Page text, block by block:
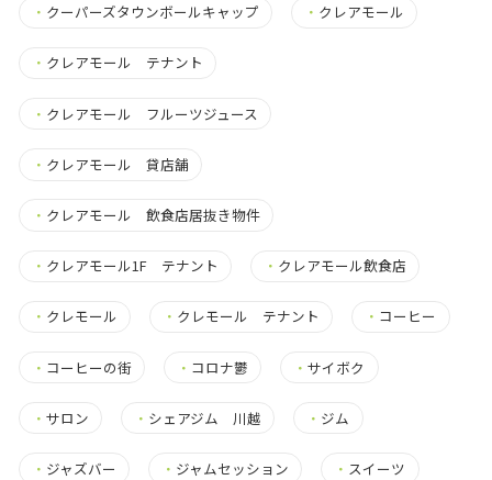
・ クーパーズタウンボールキャップ ・ クレアモール
・ クレアモール テナント
・ クレアモール フルーツジュース
・ クレアモール 貸店舗
・ クレアモール 飲食店居抜き物件
・ クレアモール1F テナント ・ クレアモール飲食店
・ クレモール ・ クレモール テナント ・ コーヒー
・ コーヒーの街 ・ コロナ鬱 ・サイボク
・ サロン ・ シェアジム 川越 ・ ジム
・ ジャズバー ・ ジャムセッション ・ スイーツ